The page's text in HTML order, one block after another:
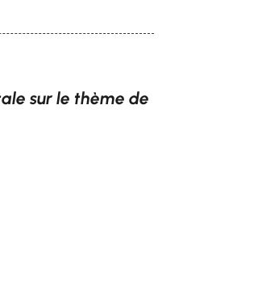
sur le thème de